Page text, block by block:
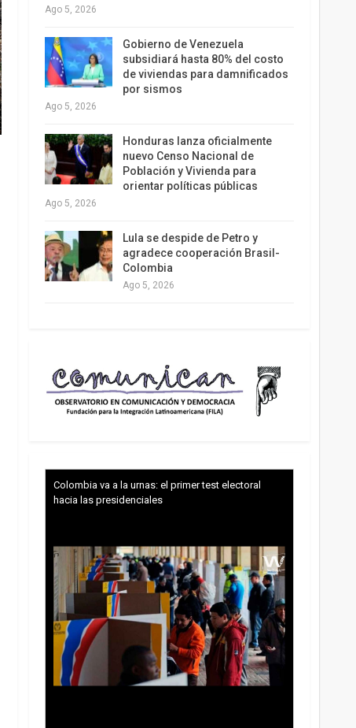
Ago 5, 2026
Gobierno de Venezuela
subsidiará hasta 80% del costo
de viviendas para damnificados
por sismos
Ago 5, 2026
Honduras lanza oficialmente
nuevo Censo Nacional de
Población y Vivienda para
orientar políticas públicas
Ago 5, 2026
Lula se despide de Petro y
agradece cooperación Brasil-
Colombia
Ago 5, 2026
Colombia va a la urnas: el primer test electoral
hacia las presidenciales